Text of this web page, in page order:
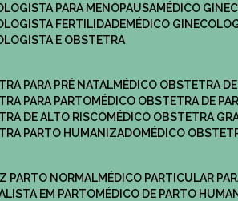
PARA MENOPAUSA
MÉDICO
FERTILIDADE
MÉDICO
E OBSTETRA
PARA PRÉ NATAL
MÉDICO OBSTETRA
PARA PARTO
MÉDICO OBSTETRA DE
DE ALTO RISCO
MÉDICO OBSTETRA
PARTO HUMANIZADO
MÉDICO
PARTO NORMAL
MÉDICO PARTICULAR
EM PARTO
MÉDICO DE PARTO